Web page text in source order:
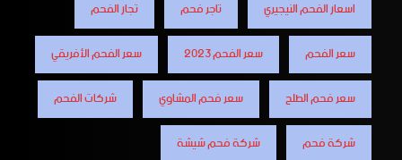
اسعار الفحم النيجيري
تاجر فحم
تجار الفحم
سعر الفحم
سعر الفحم 2023
سعر الفحم الأفريقي
سعر فحم الطلح
سعر فحم المشاوي
شركات الفحم
شركة فحم
شركة فحم شيشة